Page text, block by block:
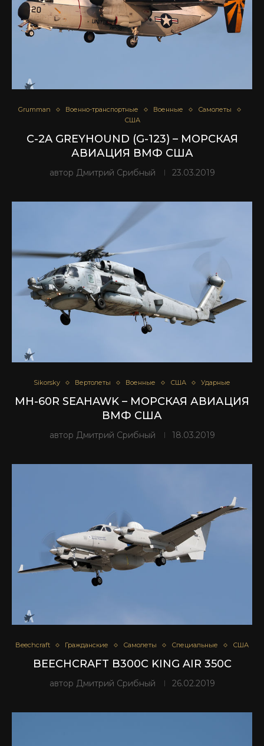
Grumman Военно-транспортные Военные
Самолеты
США
C-2A GREYHOUND (G-123) – МОРСКАЯ
АВИАЦИЯ ВМФ США
автор Дмитрий Срибный 23.03.2019
Sikorsky Вертолеты Военные США Ударные
MH-60R SEAHAWK – МОРСКАЯ АВИАЦИЯ
ВМФ США
автор Дмитрий Срибный 18.03.2019
Beechcraft Гражданские Самолеты Специальные США
BEECHCRAFT B300C KING AIR 350C
автор Дмитрий Срибный 26.02.2019